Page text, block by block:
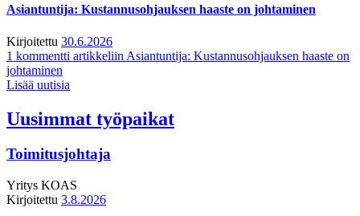
Asiantuntija: Kustannusohjauksen haaste on johtaminen
Kirjoitettu 30.6.2026
1 kommentti artikkeliin Asiantuntija: Kustannusohjauksen haaste on
johtaminen
Lisää uutisia
Uusimmat työpaikat
Toimitusjohtaja
Yritys KOAS
Kirjoitettu 3.8.2026